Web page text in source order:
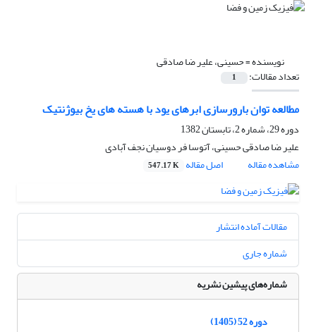
نویسنده =حسینى، علیر ضا صادقى
تعداد مقالات: 1
مطالعه توان بارورسازی ابرهای یود با هسته های یخ بیوژنتیک
دوره 29، شماره 2، تابستان 1382
علیر ضا صادقى حسینى، آتوسا فر دوسیان نجف آبادى
مشاهده مقاله
اصل مقاله 547.17 K
مقالات آماده انتشار
شماره جاری
شماره‌های پیشین نشریه
دوره 52 (1405)